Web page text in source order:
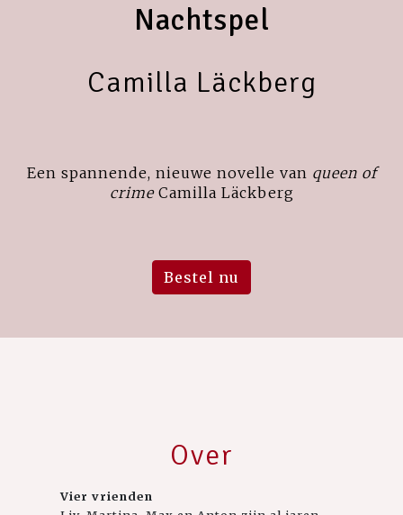
Nachtspel
Camilla Läckberg
Een spannende, nieuwe novelle van queen of
crimeCamilla Läckberg
Bestel nu
Over
Vier vrienden